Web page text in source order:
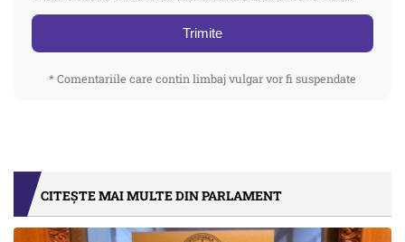
Trimite
* Comentariile care contin limbaj vulgar vor fi suspendate
CITEȘTE MAI MULTE DIN PARLAMENT